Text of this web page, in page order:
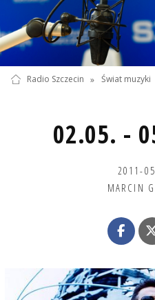
Radio Szczecin » Świat muzyki
02.05. -
2011-
MARCIN